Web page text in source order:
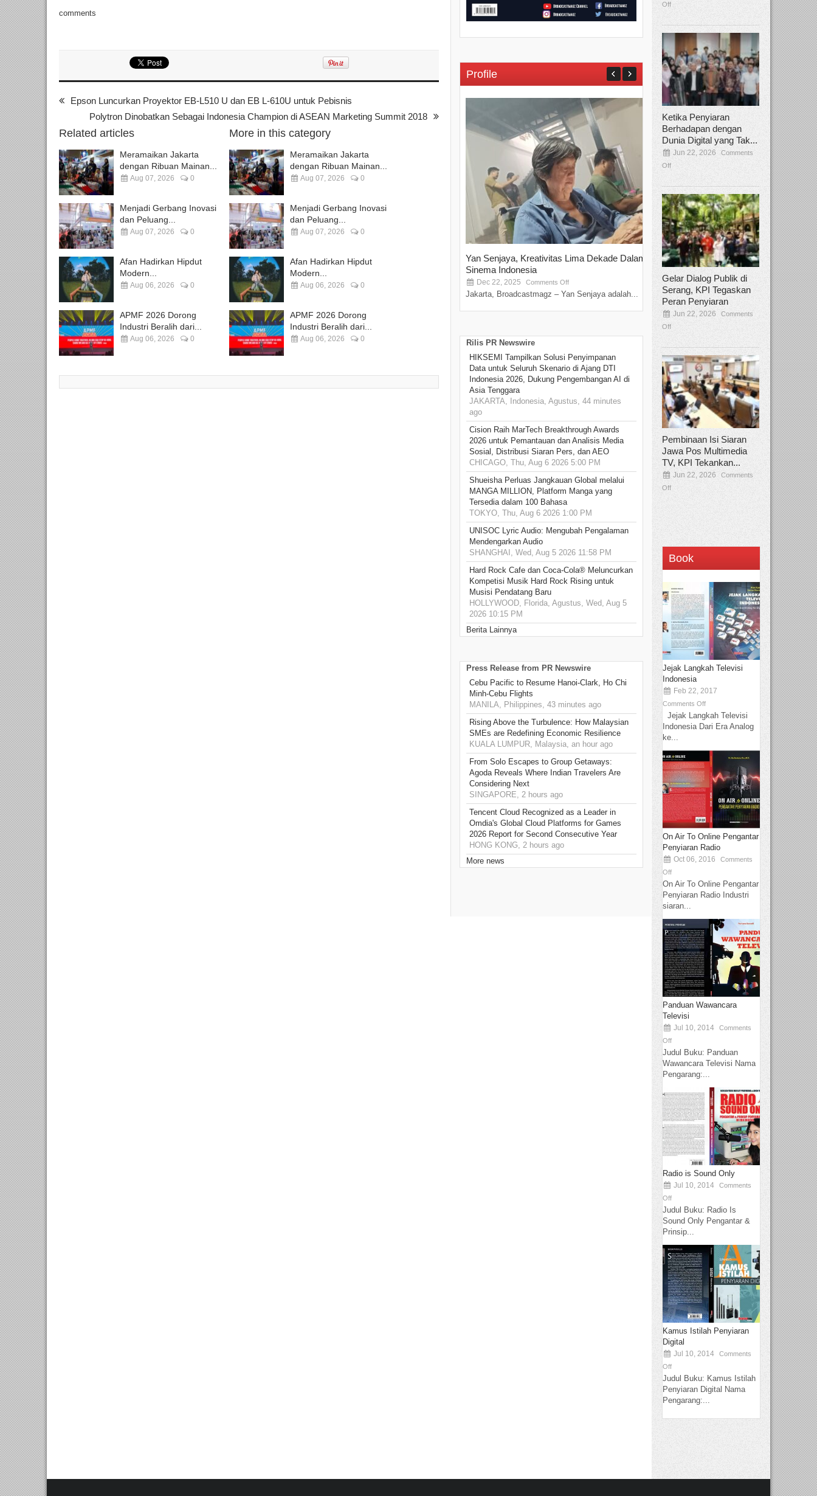
comments
Epson Luncurkan Proyektor EB-L510 U dan EB L-610U untuk Pebisnis
Polytron Dinobatkan Sebagai Indonesia Champion di ASEAN Marketing Summit 2018
Related articles
Meramaikan Jakarta
dengan Ribuan Mainan...
Aug 07, 2026 0
Menjadi Gerbang Inovasi
dan Peluang...
Aug 07, 2026 0
Afan Hadirkan Hipdut
Modern...
Aug 06, 2026 0
APMF 2026 Dorong
Industri Beralih dari...
Aug 06, 2026 0
More in this category
Meramaikan Jakarta
dengan Ribuan Mainan...
Aug 07, 2026 0
Menjadi Gerbang Inovasi
dan Peluang...
Aug 07, 2026 0
Afan Hadirkan Hipdut
Modern...
Aug 06, 2026 0
APMF 2026 Dorong
Industri Beralih dari...
Aug 06, 2026 0
Profile
Yan Senjaya, Kreativitas Lima Dekade Dalam
Sinema Indonesia
Dec 22, 2025 Comments Off
Jakarta, Broadcastmagz – Yan Senjaya adalah...
Tamee Irelly Menjadi Juri Open
Film Terbaru...
Sep 08, 2025 Comments Off
Bekasi, Broadcastmagz – Dalam upaya
talenta...
Rilis PR Newswire
HIKSEMI Tampilkan Solusi Penyimpanan
Data untuk Seluruh Skenario di Ajang DTI
Indonesia 2026, Dukung Pengembangan AI di
Asia Tenggara
JAKARTA, Indonesia, Agustus, 44 minutes
ago
Cision Raih MarTech Breakthrough Awards
2026 untuk Pemantauan dan Analisis Media
Sosial, Distribusi Siaran Pers, dan AEO
CHICAGO, Thu, Aug 6 2026 5:00 PM
Shueisha Perluas Jangkauan Global melalui
MANGA MILLION, Platform Manga yang
Tersedia dalam 100 Bahasa
TOKYO, Thu, Aug 6 2026 1:00 PM
UNISOC Lyric Audio: Mengubah Pengalaman
Mendengarkan Audio
SHANGHAI, Wed, Aug 5 2026 11:58 PM
Hard Rock Cafe dan Coca-Cola® Meluncurkan
Kompetisi Musik Hard Rock Rising untuk
Musisi Pendatang Baru
HOLLYWOOD, Florida, Agustus, Wed, Aug 5
2026 10:15 PM
Berita Lainnya
Press Release from PR Newswire
Cebu Pacific to Resume Hanoi-Clark, Ho Chi
Minh-Cebu Flights
MANILA, Philippines, 43 minutes ago
Rising Above the Turbulence: How Malaysian
SMEs are Redefining Economic Resilience
KUALA LUMPUR, Malaysia, an hour ago
From Solo Escapes to Group Getaways:
Agoda Reveals Where Indian Travelers Are
Considering Next
SINGAPORE, 2 hours ago
Tencent Cloud Recognized as a Leader in
Omdia's Global Cloud Platforms for Games
2026 Report for Second Consecutive Year
HONG KONG, 2 hours ago
More news
Off
Ketika Penyiaran
Berhadapan dengan
Dunia Digital yang Tak...
Jun 22, 2026
Comments
Off
Gelar Dialog Publik di
Serang, KPI Tegaskan
Peran Penyiaran
Jun 22, 2026
Comments
Off
Pembinaan Isi Siaran
Jawa Pos Multimedia
TV, KPI Tekankan...
Jun 22, 2026
Comments
Off
Book
Jejak Langkah Televisi
Indonesia
Feb 22, 2017
Comments Off
Jejak Langkah Televisi
Indonesia Dari Era Analog
ke...
On Air To Online Pengantar
Penyiaran Radio
Oct 06, 2016
Comments
Off
On Air To Online Pengantar
Penyiaran Radio Industri
siaran...
Panduan Wawancara
Televisi
Jul 10, 2014
Comments
Off
Judul Buku: Panduan
Wawancara Televisi Nama
Pengarang:...
Radio is Sound Only
Jul 10, 2014
Comments
Off
Judul Buku: Radio Is
Sound Only Pengantar &
Prinsip...
Kamus Istilah Penyiaran
Digital
Jul 10, 2014
Comments
Off
Judul Buku: Kamus Istilah
Penyiaran Digital Nama
Pengarang:...